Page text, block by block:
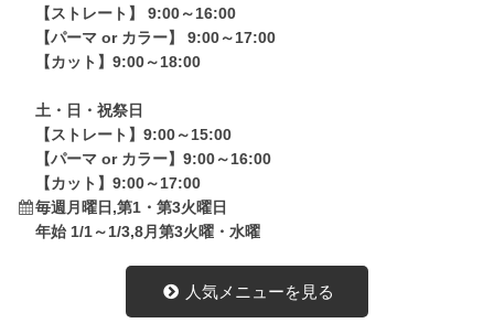
【ストレート】 9:00～16:00
【パーマ or カラー】 9:00～17:00
【カット】9:00～18:00
土・日・祝祭日
【ストレート】9:00～15:00
【パーマ or カラー】9:00～16:00
【カット】9:00～17:00
毎週月曜日,第1・第3火曜日
年始 1/1～1/3,8月第3火曜・水曜
人気メニューを見る